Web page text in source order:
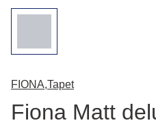
FIONA,Tapet
Fiona Matt